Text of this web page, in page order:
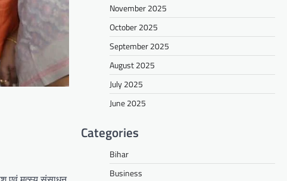
November 2025
October 2025
September 2025
August 2025
July 2025
June 2025
Categories
Bihar
Business